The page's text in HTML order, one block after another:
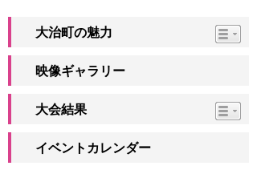
大治町の魅力
映像ギャラリー
大会結果
イベントカレンダー